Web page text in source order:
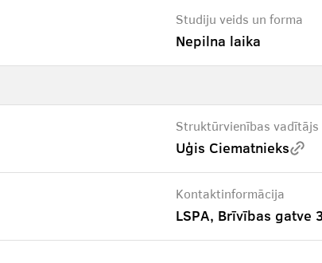
Studiju veids un forma
Nepilna laika
Struktūrvienības vadītājs
Uģis Ciematnieks
Kontaktinformācija
LSPA, Brīvības gatve